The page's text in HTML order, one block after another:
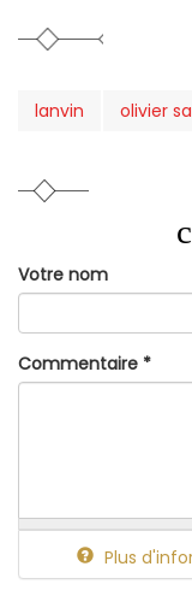
lanvin olivier
Votre nom
Commentaire *
Plus